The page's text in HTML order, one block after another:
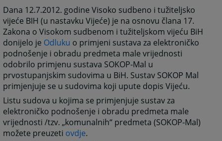
Dana 12.7.2012. godine Visoko sudbeno i tužiteljsko
vijeće BIH (u nastavku Vijeće) je na osnovu člana 17.
Zakona o Visokom sudbenom i tužiteljskom vijeću BiH
donijelo je Odluku o primjeni sustava za elektroničko
podnošenje i obradu predmeta male vrijednosti
odobrilo primjenu sustava SOKOP-Mal u
prvostupanjskim sudovima u BiH. Sustav SOKOP Mal
primjenjuje se u sudovima koji upute dopis Vijeću.
Listu sudova u kojima se primjenjuje sustav za
elektroničko podnošenje i obradu predmeta male
vrijednosti /tzv. „komunalnih“ predmeta (SOKOP-Mal)
možete preuzeti ovdje.